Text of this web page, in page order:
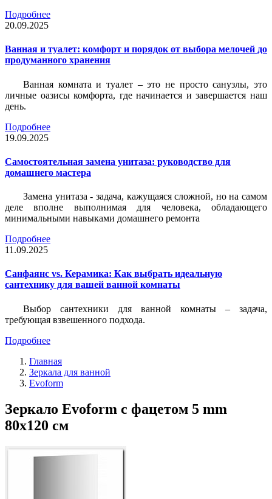
Подробнее
20.09.2025
Ванная и туалет: комфорт и порядок от выбора мелочей до
продуманного хранения
Ванная комната и туалет – это не просто санузлы, это
личные оазисы комфорта, где начинается и завершается наш
день.
Подробнее
19.09.2025
Самостоятельная замена унитаза: руководство для
домашнего мастера
Замена унитаза - задача, кажущаяся сложной, но на самом
деле вполне выполнимая для человека, обладающего
минимальными навыками домашнего ремонта
Подробнее
11.09.2025
Санфаянс vs. Керамика: Как выбрать идеальную
сантехнику для вашей ванной комнаты
Выбор сантехники для ванной комнаты – задача,
требующая взвешенного подхода.
Подробнее
Главная
Зеркала для ванной
Evoform
Зеркало Evoform с фацетом 5 mm
80х120 см